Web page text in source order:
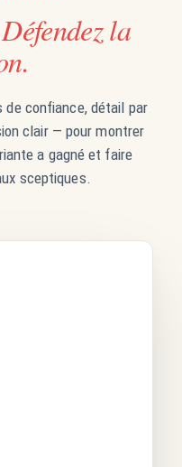
Défendez la
de confiance, détail par
clair — pour montrer
a gagné et faire
sceptiques.